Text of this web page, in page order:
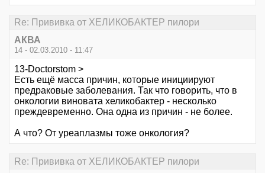
Re: Прививка от ХЕЛИКОБАКТЕР пилори
АКВА
14 - 02.03.2010 - 11:47
13-Doctorstom >
Есть ещё масса причин, которые инициируют
предраковые заболевания. Так что говорить, что в
онкологии виновата хеликобактер - несколько
преждевременно. Она одна из причин - не более.
А что? От уреаплазмы тоже онкология?
Re: Прививка от ХЕЛИКОБАКТЕР пилори